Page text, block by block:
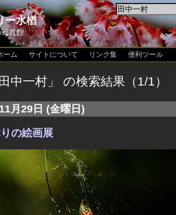
ー水楢
真館
ーム サイトについて リンク集 便利ツール
中一村」 の検索結果（1/1）
月29日 (金曜日)
の絵画展